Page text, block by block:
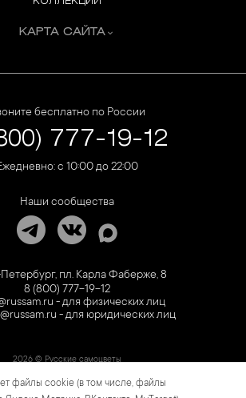
КАРТА САЙТА
бесплатно по России
777-19-12
с 10:00 до 22:00
Наши сообщества
пл. Карла Фаберже, 8
8 (800) 777-19-12
- для физических лиц
- для юридических лиц
2026 © Русские самоцветы
публичной офертой. Цены на сайте и в розничной сети
файлы cookie (в том числе, файлы